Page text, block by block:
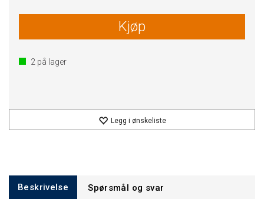
Kjøp
2 på lager
Legg i ønskeliste
Beskrivelse Spørsmål og svar